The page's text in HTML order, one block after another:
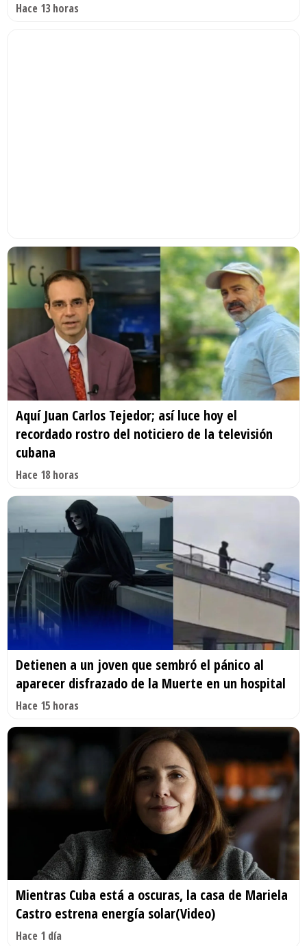
Hace 13 horas
Aquí Juan Carlos Tejedor; así luce hoy el
recordado rostro del noticiero de la televisión
cubana
Hace 18 horas
Detienen a un joven que sembró el pánico al
aparecer disfrazado de la Muerte en un hospital
Hace 15 horas
Mientras Cuba está a oscuras, la casa de Mariela
Castro estrena energía solar(Video)
Hace 1 día